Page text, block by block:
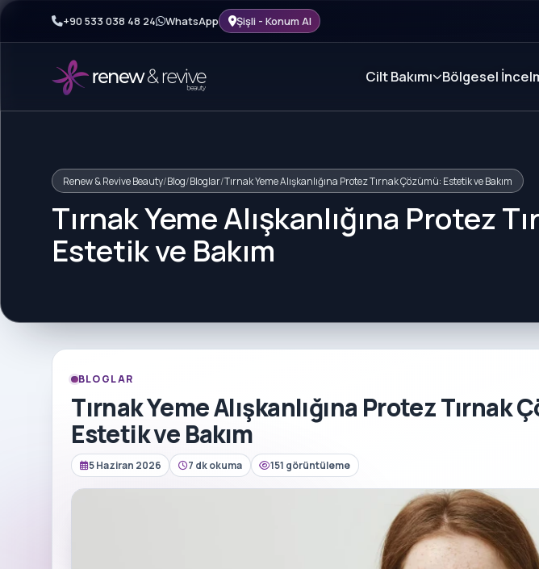
+90 533 038 48 24 WhatsApp Şişli - Konum Al
Cilt Bakımı Bölgesel
Renew & Revive Beauty/Blog/Bloglar/Tırnak Yeme Alışkanlığına Protez Tırnak Çözümü: Estetik ve Bakım
Tırnak Yeme Alışkanlığına Protez
Estetik ve Bakım
BLOGLAR
Tırnak Yeme Alışkanlığına Protez Tırnak
Estetik ve Bakım
5 Haziran 2026 7 dk okuma 151 görüntüleme